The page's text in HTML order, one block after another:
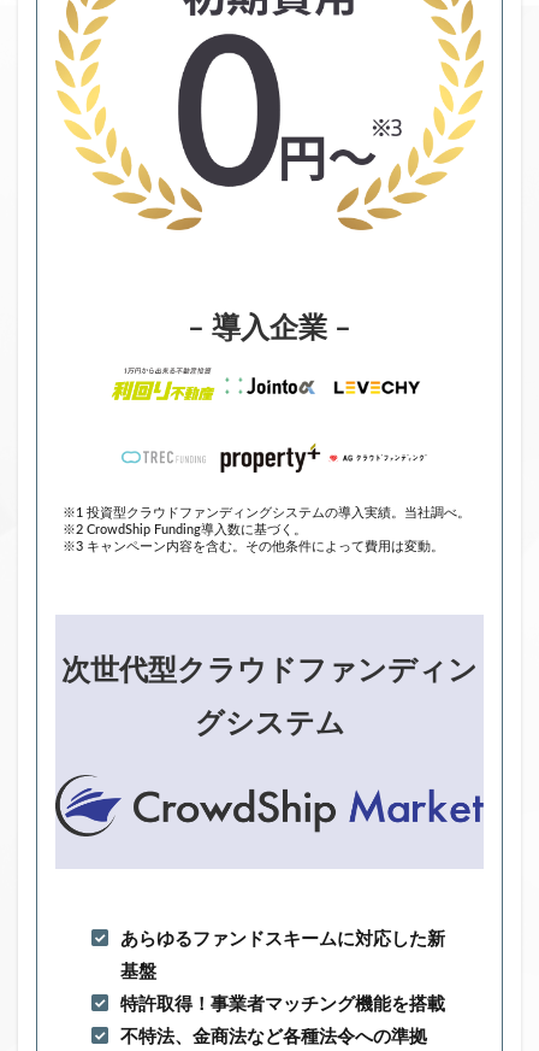
– 導入企業 –
※1 投資型クラウドファンディングシステムの導入実績。当社調べ。
※2 CrowdShip Funding導入数に基づく。
※3 キャンペーン内容を含む。その他条件によって費用は変動。
次世代型クラウドファンディン
グシステム
あらゆるファンドスキームに対応した新
基盤
特許取得！事業者マッチング機能を搭載
不特法、金商法など各種法令への準拠